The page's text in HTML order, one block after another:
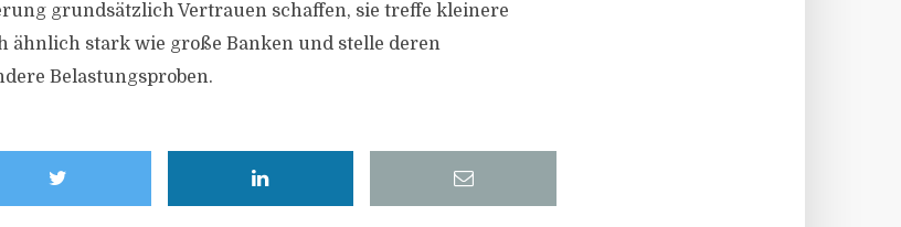
grundsätzlich Vertrauen schaffen, sie treffe kleinere
ähnlich stark wie große Banken und stelle deren
Belastungsproben.